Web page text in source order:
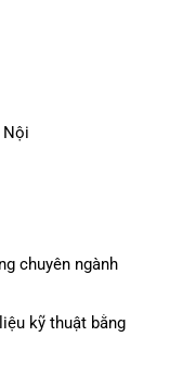
Nội
chuyên ngành
kỹ thuật bằng